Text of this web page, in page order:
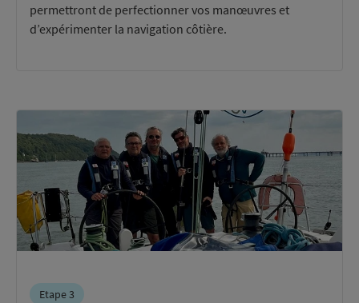
permettront de perfectionner vos manœuvres et
d’expérimenter la navigation côtière.
Etape 3